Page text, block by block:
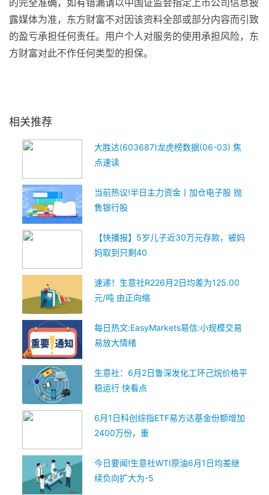
的完全准确，如有错漏请以中国证监会指定上市公司信息披
露媒体为准，东方财富不对因该资料全部或部分内容而引致
的盈亏承担任何责任。用户个人对服务的使用承担风险，东
方财富对此不作任何类型的担保。
相关推荐
大胜达(603687)龙虎榜数据(06-03) 焦
点速读
当前热议!半日主力资金丨加仓电子股 抛
售银行股
【快播报】5岁儿子近30万元存款，被妈
妈取到只剩40
速递！生意社R226月2日均差为125.00
元/吨 由正向缩
每日热文:EasyMarkets易信:小规模交易
易放大情绪
生意社：6月2日鲁深发化工环己烷价格平
稳运行 快看点
6月1日科创综指ETF易方达基金份额增加
2400万份，重
今日要闻!生意社WTI原油6月1日均差继
续负向扩大为-5